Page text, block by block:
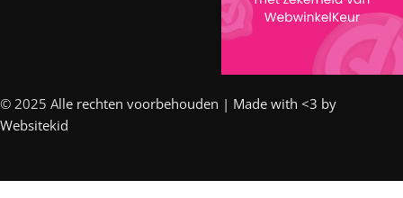
© 2025 Alle rechten voorbehouden | Made with <3 by
Websitekid